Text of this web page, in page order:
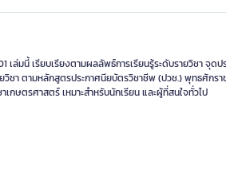
ล่มนี้ เรียบเรียงตามผลลัพธ์การเรียนรู้ระดับรายวิชา จุดป
ยวิชา ตามหลักสูตรประกาศนียบัตรวิชาชีพ (ปวช.) พุทธศักรา
เกษตรศาสตร์ เหมาะสำหรับนักเรียน และผู้ที่สนใจทั่วไป